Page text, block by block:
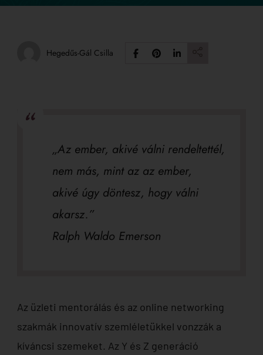
Hegedűs-Gál Csilla
„Az ember, akivé válni rendeltettél,
nem más, mint az az ember,
akivé úgy döntesz, hogy válni
akarsz.”
Ralph Waldo Emerson
Az üzleti mentorálás és az online networking
szakmák innovatív szemléletükkel vonzzák a
kíváncsi szemeket. Az Y és Z generáció